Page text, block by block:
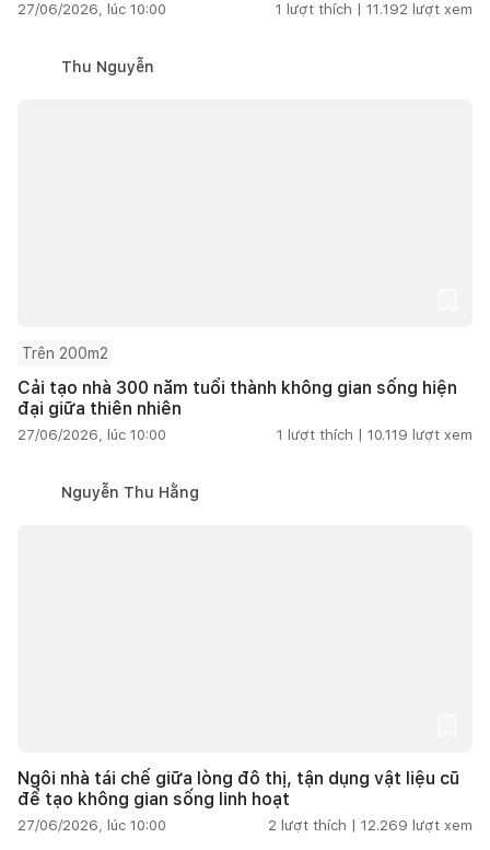
27/06/2026, lúc 10:00 1 lượt thích | 11.192 lượt xem
Thu Nguyễn
Trên 200m2
Cải tạo nhà 300 năm tuổi thành không gian sống hiện
đại giữa thiên nhiên
27/06/2026, lúc 10:00 1 lượt thích | 10.119 lượt xem
Nguyễn Thu Hằng
Ngôi nhà tái chế giữa lòng đô thị, tận dụng vật liệu cũ
để tạo không gian sống linh hoạt
27/06/2026, lúc 10:00 2 lượt thích | 12.269 lượt xem